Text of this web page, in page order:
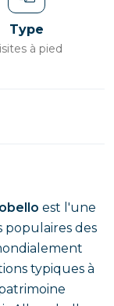
Type
à pied
est l'une
populaires des
typiques à